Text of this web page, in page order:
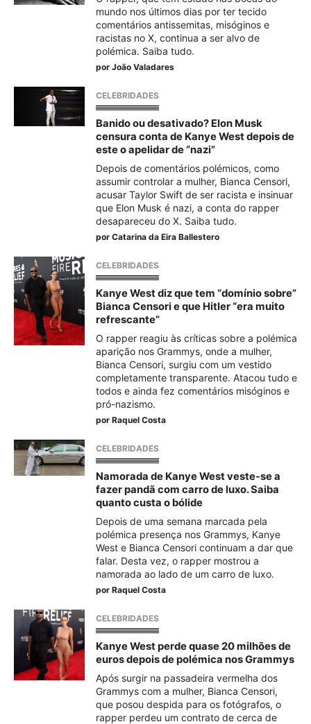
mundo nos últimos dias por ter tecido
comentários antissemitas, misóginos e
racistas no X, continua a ser alvo de
polémica. Saiba tudo.
por João Valadares
CELEBRIDADES
Banido ou desativado? Elon Musk
censura conta de Kanye West depois de
este o apelidar de “nazi”
Depois de comentários polémicos, como
assumir controlar a mulher, Bianca Censori,
acusar Taylor Swift de ser racista e insinuar
que Elon Musk é nazi, a conta do rapper
desapareceu do X. Saiba tudo.
por Catarina da Eira Ballestero
CELEBRIDADES
Kanye West diz que tem “domínio sobre”
Bianca Censori e que Hitler “era muito
refrescante”
O rapper reagiu às críticas sobre a polémica
aparição nos Grammys, onde a mulher,
Bianca Censori, surgiu com um vestido
completamente transparente. Atacou tudo e
todos e ainda fez comentários misóginos e
pró-nazismo.
por Raquel Costa
CELEBRIDADES
Namorada de Kanye West veste-se a
fazer pandã com carro de luxo. Saiba
quanto custa o bólide
Depois de uma semana marcada pela
polémica presença nos Grammys, Kanye
West e Bianca Censori continuam a dar que
falar. Desta vez, o rapper mostrou a
namorada ao lado de um carro de luxo.
por Raquel Costa
CELEBRIDADES
Kanye West perde quase 20 milhões de
euros depois de polémica nos Grammys
Após surgir na passadeira vermelha dos
Grammys com a mulher, Bianca Censori,
que posou despida para os fotógrafos, o
rapper perdeu um contrato de cerca de